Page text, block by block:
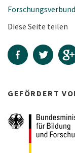
Diese Seite teilen
GEFÖRDERT